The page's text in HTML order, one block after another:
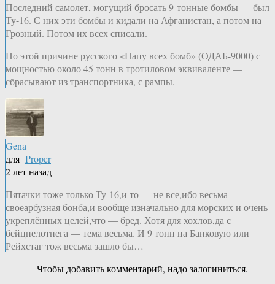
Последний самолет, могущий бросать 9-тонные бомбы — был
Ту-16. С них эти бомбы и кидали на Афганистан, а потом на
Грозный. Потом их всех списали.
По этой причине русского «Папу всех бомб» (ОДАБ-9000) с
мощностью около 45 тонн в тротиловом эквиваленте —
сбрасывают из транспортника, с рампы.
Gena
для Proper
2 лет назад
Пятачки тоже только Ту-16,и то — не все,ибо весьма
своеарбузная бонба,и вообще изначально для морских и очень
укреплённых целей,что — бред. Хотя для хохлов,да с
бейцпелотнега — тема весьма. И 9 тонн на Банковую или
Рейхстаг тож весьма зашло бы…
Чтобы добавить комментарий, надо залогиниться.